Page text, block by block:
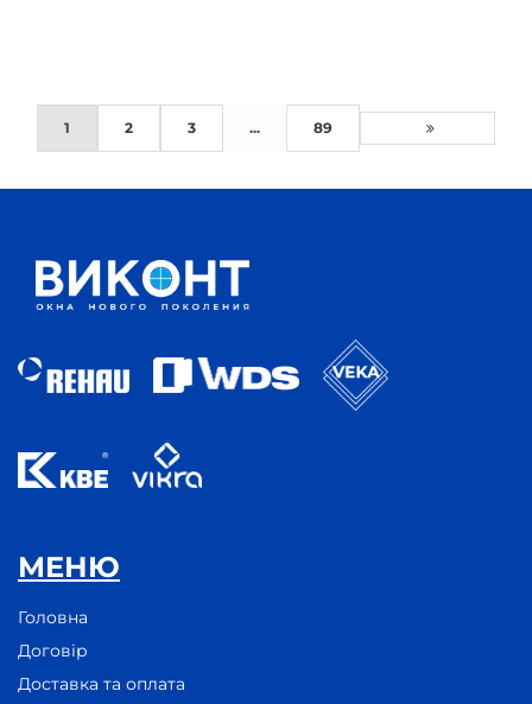
1 2 3 ... 89
МЕНЮ
Головна
Договір
Доставка та оплата